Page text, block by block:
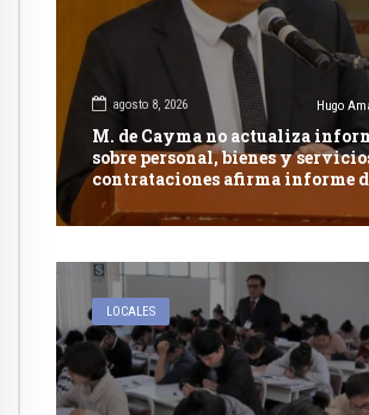
agosto 8, 2026 Hugo
M. de Cayma no actualiza
sobre personal, bienes y
contrataciones afirma informe
Contraloría
LOCALES